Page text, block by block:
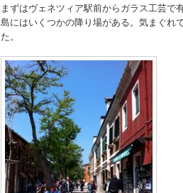
まずはヴェネツィア駅前からガラス工芸で
島にはいくつかの降り場がある。気まぐれ
た。